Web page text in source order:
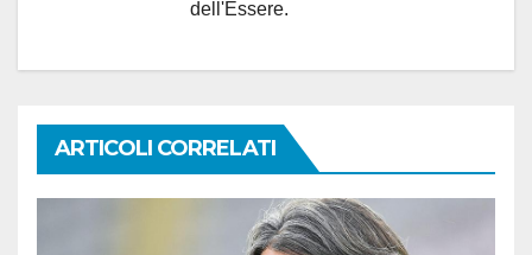
dell'Essere.
ARTICOLI CORRELATI